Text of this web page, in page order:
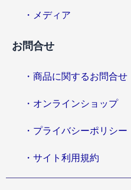
・メディア
お問合せ
・商品に関するお問合せ
・オンラインショップ
・プライバシーポリシー
・サイト利用規約